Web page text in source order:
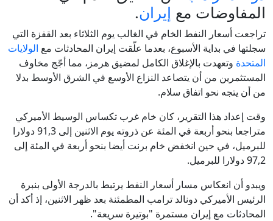
المفاوضات مع إيران.
تراجعت أسعار النفط الخام في الغالب يوم الثلاثاء بعد القفزة التي
سجلتها في بداية الأسبوع، بعدما علّقت إيران المحادثات مع الولايات
المتحدة وتعهدت بالإغلاق الكامل لمضيق هرمز، مما أجّج مخاوف
المستثمرين من أن يتصاعد النزاع الأوسع في الشرق الأوسط بدلا
من أن يتجه نحو اتفاق سلام.
وقت إعداد هذا التقرير، كان خام غرب تكساس الوسيط الأميركي
متراجعا بنحو أربعة في المئة عن ذروته يوم الاثنين إلى 91,3 دولارا
للبرميل، في حين انخفض خام برنت أيضا بنحو أربعة في المئة إلى
97,2 دولارا للبرميل.
ويبدو أن انعكاس مسار أسعار النفط يرتبط بالدرجة الأولى بنبرة
الرئيس الأميركي دونالد ترامب المطمئنة بعد ظهر الاثنين، إذ أكد أن
المحادثات مع إيران مستمرة "بوتيرة سريعة".